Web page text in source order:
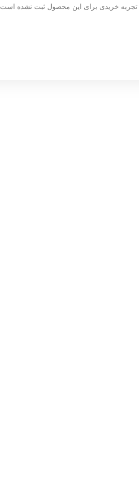
تجربه خریدی برای این محصول ثبت نشده است